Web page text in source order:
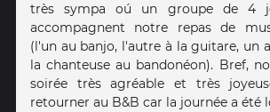
très sympa oú un groupe de 4
accompagnent notre repas de
(l'un au banjo, l'autre à la guitare, un
la chanteuse au bandonéon). Bref,
soirée très agréable et très
retourner au B&B car la journée a été